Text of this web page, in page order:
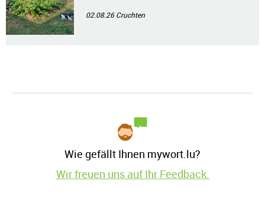
02.08.26Cruchten
Wie gefällt Ihnen mywort.lu?
Wir freuen uns auf Ihr Feedback.